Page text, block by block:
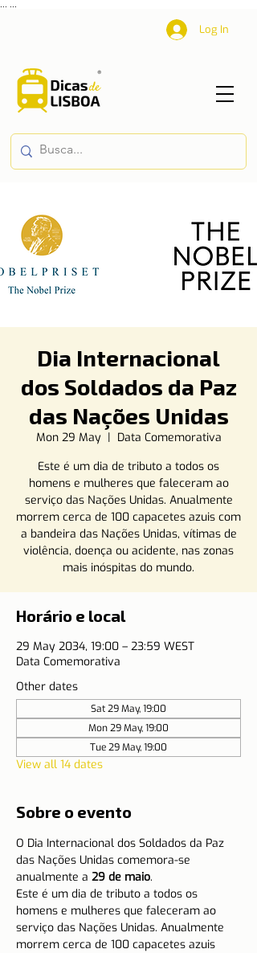
Log In
Dia Internacional
dos Soldados da Paz
das Nações Unidas
Mon 29 May
  |
Data Comemorativa
Este é um dia de tributo a todos os
homens e mulheres que faleceram ao
serviço das Nações Unidas. Anualmente
morrem cerca de 100 capacetes azuis com
a bandeira das Nações Unidas, vítimas de
violência, doença ou acidente, nas zonas
mais inóspitas do mundo.
Horário e local
29 May 2034, 19:00 – 23:59 WEST
Data Comemorativa
Other dates
Sat 29 May, 19:00
Mon 29 May, 19:00
Tue 29 May, 19:00
View all 14 dates
Sobre o evento
O Dia Internacional dos Soldados da Paz
das Nações Unidas comemora-se
anualmente a 29 de maio.
Este é um dia de tributo a todos os
homens e mulheres que faleceram ao
serviço das Nações Unidas. Anualmente
morrem cerca de 100 capacetes azuis